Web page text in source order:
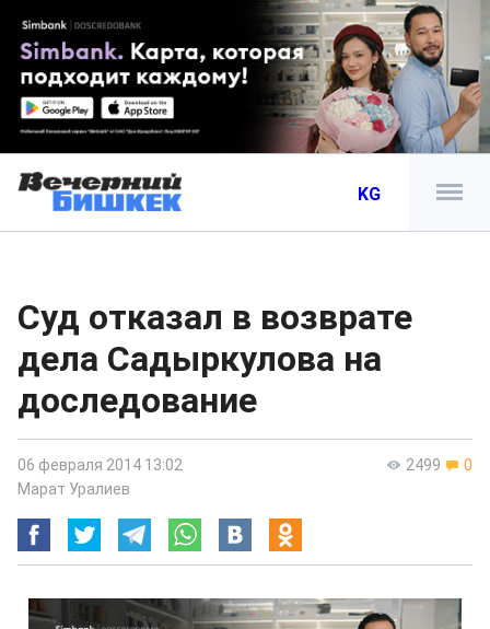
KG
Суд отказал в возврате
дела Садыркулова на
доследование
2499 0
06 февраля 2014 13:02
Марат Уралиев